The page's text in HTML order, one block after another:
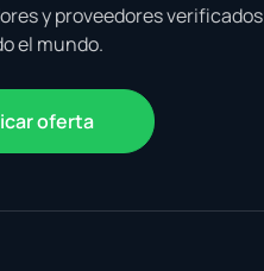
y proveedores verificados
el mundo.
oferta